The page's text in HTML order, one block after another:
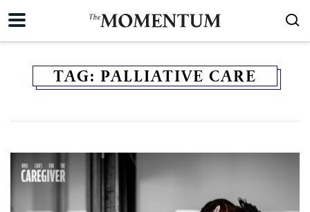
TAG: PALLIATIVE CARE